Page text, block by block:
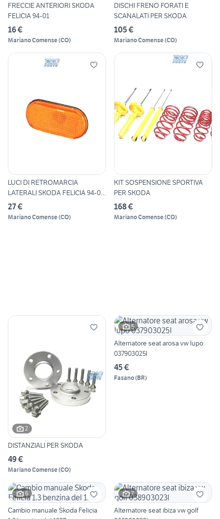
FRECCIE ANTERIORI SKODA
FELICIA 94-01
16 €
Mariano Comense(CO)
DISCHI FRENO FORATI E
SCANALATI PER SKODA
105 €
Mariano Comense(CO)
LUCI DI RETROMARCIA
LATERALI SKODA FELICIA 94-01
A
27 €
Mariano Comense(CO)
KIT SOSPENSIONE SPORTIVA
PER SKODA
168 €
Mariano Comense(CO)
2
DISTANZIALI PER SKODA
49 €
Mariano Comense(CO)
5
Alternatore seat arosa vw lupo
037903025l
45 €
Fasano(BR)
6
Cambio manuale Skoda Felicia
7
Alternatore seat ibiza vw golf